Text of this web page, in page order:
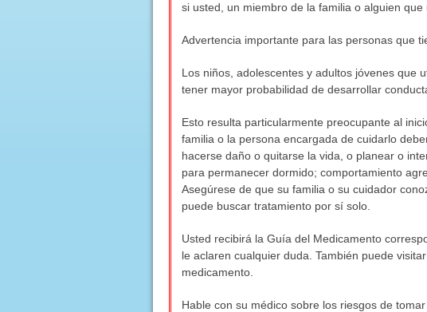
si usted, un miembro de la familia o alguien
Advertencia importante para las personas que
Los niños, adolescentes y adultos jóvenes que
tener mayor probabilidad de desarrollar
Esto resulta particularmente preocupante al
familia o la persona encargada de cuidarlo
hacerse daño o quitarse la vida, o planear o
para permanecer dormido; comportamiento
Asegúrese de que su familia o su cuidador
puede buscar tratamiento por sí solo.
Usted recibirá la Guía del Medicamento
le aclaren cualquier duda. También puede visitar
medicamento.
Hable con su médico sobre los riesgos de